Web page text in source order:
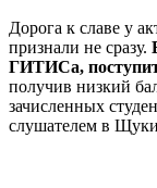
Дорога к славе у
признали не сразу.
ГИТИСа,
получив низкий
зачисленных
слушателем в